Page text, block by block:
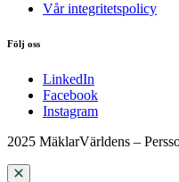
Vår integritetspolicy
Följ oss
LinkedIn
Facebook
Instagram
2025 MäklarVärldens –